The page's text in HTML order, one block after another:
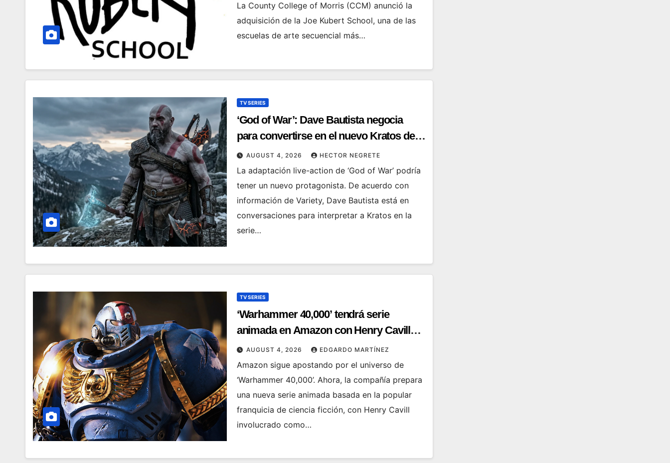
La County College of Morris (CCM) anunció la
adquisición de la Joe Kubert School, una de las
escuelas de arte secuencial más…
TV SERIES
‘God of War’: Dave Bautista negocia
para convertirse en el nuevo Kratos de la
serie de Amazon
AUGUST 4, 2026 HECTOR NEGRETE
La adaptación live-action de ‘God of War’ podría
tener un nuevo protagonista. De acuerdo con
información de Variety, Dave Bautista está en
conversaciones para interpretar a Kratos en la
serie…
TV SERIES
‘Warhammer 40,000’ tendrá serie
animada en Amazon con Henry Cavill
como productor
AUGUST 4, 2026 EDGARDO MARTÍNEZ
Amazon sigue apostando por el universo de
‘Warhammer 40,000’. Ahora, la compañía prepara
una nueva serie animada basada en la popular
franquicia de ciencia ficción, con Henry Cavill
involucrado como…